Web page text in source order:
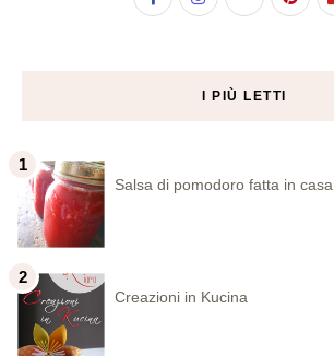
I PIÙ LETTI
Salsa di pomodoro fatta in casa
Creazioni in Kucina